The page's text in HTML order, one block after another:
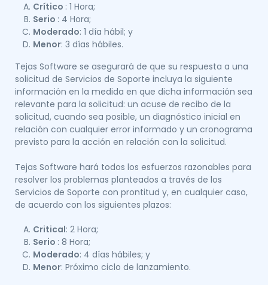
Crítico : 1 Hora;
Serio : 4 Hora;
Moderado: 1 día hábil; y
Menor: 3 días hábiles.
Tejas Software se asegurará de que su respuesta a una
solicitud de Servicios de Soporte incluya la siguiente
información en la medida en que dicha información sea
relevante para la solicitud: un acuse de recibo de la
solicitud, cuando sea posible, un diagnóstico inicial en
relación con cualquier error informado y un cronograma
previsto para la acción en relación con la solicitud.
Tejas Software hará todos los esfuerzos razonables para
resolver los problemas planteados a través de los
Servicios de Soporte con prontitud y, en cualquier caso,
de acuerdo con los siguientes plazos:
Critical: 2 Hora;
Serio : 8 Hora;
Moderado: 4 días hábiles; y
Menor: Próximo ciclo de lanzamiento.